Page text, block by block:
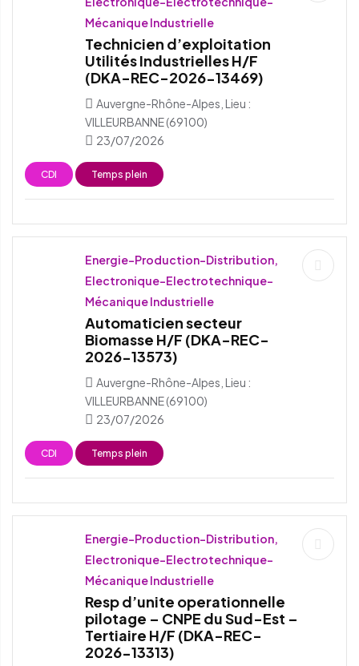
Mécanique Industrielle
Technicien d’exploitation
Utilités Industrielles H/F
(DKA-REC-2026-13469)
Auvergne-Rhône-Alpes, Lieu :
VILLEURBANNE (69100)
23/07/2026
CDI Temps plein
Energie-Production-Distribution,
Electronique-Electrotechnique-
Mécanique Industrielle
Automaticien secteur
Biomasse H/F (DKA-REC-
2026-13573)
Auvergne-Rhône-Alpes, Lieu :
VILLEURBANNE (69100)
23/07/2026
CDI Temps plein
Energie-Production-Distribution,
Electronique-Electrotechnique-
Mécanique Industrielle
Resp d’unite operationnelle
pilotage – CNPE du Sud-Est –
Tertiaire H/F (DKA-REC-
2026-13313)